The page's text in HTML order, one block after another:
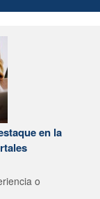
en la
o